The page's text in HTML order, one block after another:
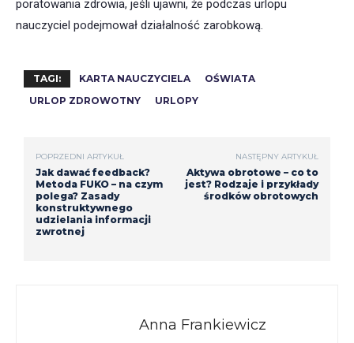
poratowania zdrowia, jeśli ujawni, że podczas urlopu
nauczyciel podejmował działalność zarobkową.
TAGI: KARTA NAUCZYCIELA
OŚWIATA
URLOP ZDROWOTNY
URLOPY
POPRZEDNI ARTYKUŁ
Jak dawać feedback?
Metoda FUKO – na czym
polega? Zasady
konstruktywnego
udzielania informacji
zwrotnej
NASTĘPNY ARTYKUŁ
Aktywa obrotowe – co to
jest? Rodzaje i przykłady
środków obrotowych
Anna Frankiewicz